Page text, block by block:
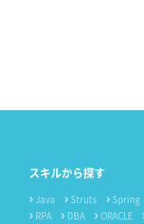
スキルから探す
Java Struts Spring
RPA
DBA ORACLE